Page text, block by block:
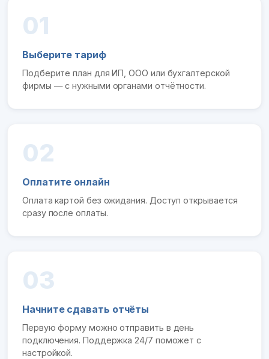
01
Выберите тариф
Подберите план для ИП, ООО или бухгалтерской
фирмы — с нужными органами отчётности.
02
Оплатите онлайн
Оплата картой без ожидания. Доступ открывается
сразу после оплаты.
03
Начните сдавать отчёты
Первую форму можно отправить в день
подключения. Поддержка 24/7 поможет с
настройкой.